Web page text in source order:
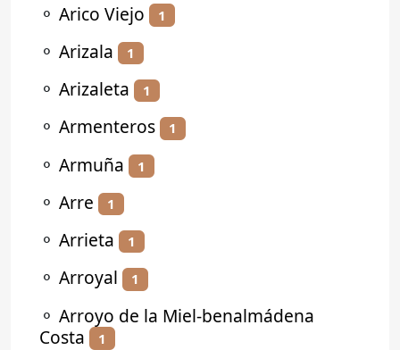
⚬ Arico Viejo 1
⚬ Arizala 1
⚬ Arizaleta 1
⚬ Armenteros 1
⚬ Armuña 1
⚬ Arre 1
⚬ Arrieta 1
⚬ Arroyal 1
⚬ Arroyo de la Miel-benalmádena
Costa
1